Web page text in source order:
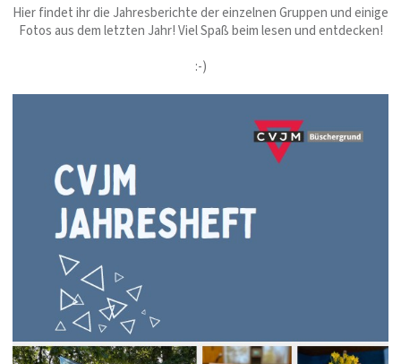
Hier findet ihr die Jahresberichte der einzelnen Gruppen und einige
Fotos aus dem letzten Jahr! Viel Spaß beim lesen und entdecken!
:-)